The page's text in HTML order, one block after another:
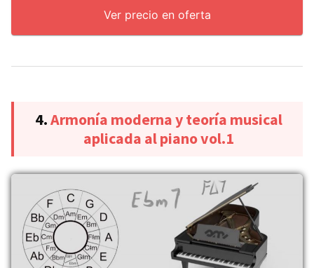
Ver precio en oferta
4.Armonía moderna y teoría musical
aplicada al piano vol.1